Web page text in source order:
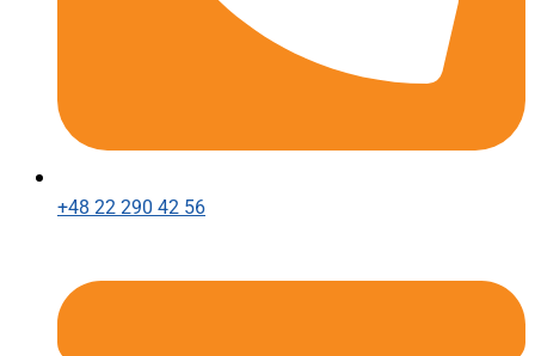
+48 22 290 42 56